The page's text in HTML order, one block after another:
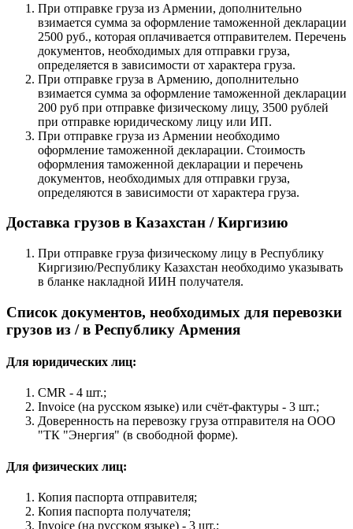
При отправке груза из Армении, дополнительно
взимается сумма за оформление таможенной декларации
2500 руб., которая оплачивается отправителем. Перечень
документов, необходимых для отправки груза,
определяется в зависимости от характера груза.
При отправке груза в Армению, дополнительно
взимается сумма за оформление таможенной декларации
200 руб при отправке физическому лицу, 3500 рублей
при отправке юридическому лицу или ИП.
При отправке груза из Армении необходимо
оформление таможенной декларации. Стоимость
оформления таможенной декларации и перечень
документов, необходимых для отправки груза,
определяются в зависимости от характера груза.
Доставка грузов в Казахстан / Киргизию
При отправке груза физическому лицу в Республику
Киргизию/Республику Казахстан необходимо указывать
в бланке накладной ИИН получателя.
Список документов, необходимых для перевозки
грузов из / в Республику Армения
Для юридических лиц:
CMR - 4 шт.;
Invoice (на русском языке) или счёт-фактуры - 3 шт.;
Доверенность на перевозку груза отправителя на ООО
"ТК "Энергия" (в свободной форме).
Для физических лиц:
Копия паспорта отправителя;
Копия паспорта получателя;
Invoice (на русском языке) - 3 шт.;